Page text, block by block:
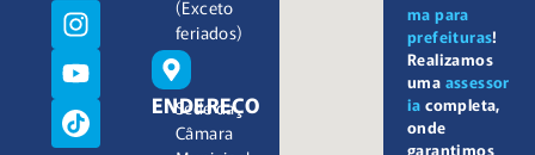
(Exceto
feriados)
ENDEREÇO
Sede da
Câmara
ma para
prefeituras!
Realizamos
uma assessor
ia completa,
onde
garantimos